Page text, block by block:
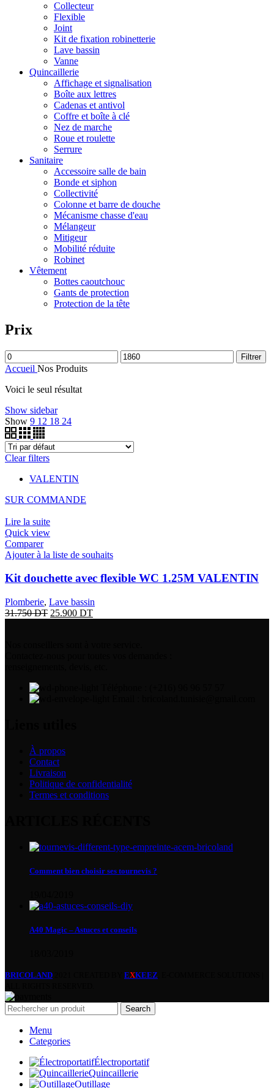
Collecteur
Flexible
Joint
Kit de fixation robinetterie
Lave bassin
Vanne
Quincaillerie
Affichage et signalisation
Boîte aux lettres
Cadenas et antivol
Coffre et boîte à clé
Nez de marche
Roue et roulette
Serrure
Sanitaire
Accessoire salle de bain
Bonde et siphon
Collectivité
Colonne et barre de douche
Mécanisme chasse d'eau
Mélangeur
Mitigeur
Mobilité réduite
Robinet
Vêtement
Bottes caoutchouc
Gants de protection
Protection de la tête
Prix
Filtrer
Accueil Nos Produits
Voici le seul résultat
Show sidebar
Show 9 12 18 24
Clear filters
VALENTIN
SUR COMMANDE
Lire la suite
Quick view
Comparer
Ajouter à la liste de souhaits
Kit douchette avec flexible WC 1.25M VALENTIN
Plomberie, Lave bassin
31.750DT 25.900 DT
À propos
Contact
Livraison
Politique de confidentialité
Termes et conditions
Comment bien choisir ses tournevis ?
A40 Magic – Astuces et conseils
BRICOLAND EXKEEZ
Search
Menu
Categories
Électroportatif
Quincaillerie
Outillage